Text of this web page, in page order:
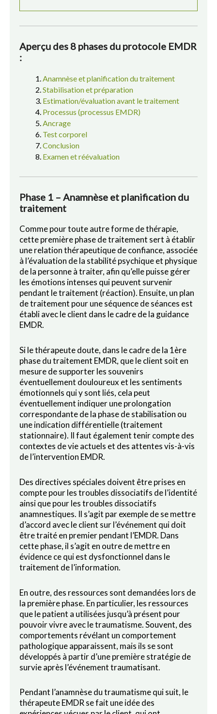
Aperçu des 8 phases du protocole EMDR
:
Anamnèse et planification du traitement
Stabilisation et préparation
Estimation/évaluation avant le traitement
Processus (processus EMDR)
Ancrage
Test corporel
Conclusion
Examen et réévaluation
Phase 1 – Anamnèse et planification du
traitement
Comme pour toute autre forme de thérapie,
cette première phase de traitement sert à établir
une relation thérapeutique de confiance, associée
à l’évaluation de la stabilité psychique et physique
de la personne à traiter, afin qu’elle puisse gérer
les émotions intenses qui peuvent survenir
pendant le traitement (réaction). Ensuite, un plan
de traitement pour une séquence de séances est
établi avec le client dans le cadre de la guidance
EMDR.
Si le thérapeute doute, dans le cadre de la 1ère
phase du traitement EMDR, que le client soit en
mesure de supporter les souvenirs
éventuellement douloureux et les sentiments
émotionnels qui y sont liés, cela peut
éventuellement indiquer une prolongation
correspondante de la phase de stabilisation ou
une indication différentielle (traitement
stationnaire). Il faut également tenir compte des
contextes de vie actuels et des attentes vis-à-vis
de l’intervention EMDR.
Des directives spéciales doivent être prises en
compte pour les troubles dissociatifs de l’identité
ainsi que pour les troubles dissociatifs
anamnestiques. Il s’agit par exemple de se mettre
d’accord avec le client sur l’événement qui doit
être traité en premier pendant l’EMDR. Dans
cette phase, il s’agit en outre de mettre en
évidence ce qui est dysfonctionnel dans le
traitement de l’information.
En outre, des ressources sont demandées lors de
la première phase. En particulier, les ressources
que le patient a utilisées jusqu’à présent pour
pouvoir vivre avec le traumatisme. Souvent, des
comportements révélant un comportement
pathologique apparaissent, mais ils se sont
développés à partir d’une première stratégie de
survie après l’événement traumatisant.
Pendant l’anamnèse du traumatisme qui suit, le
thérapeute EMDR se fait une idée des